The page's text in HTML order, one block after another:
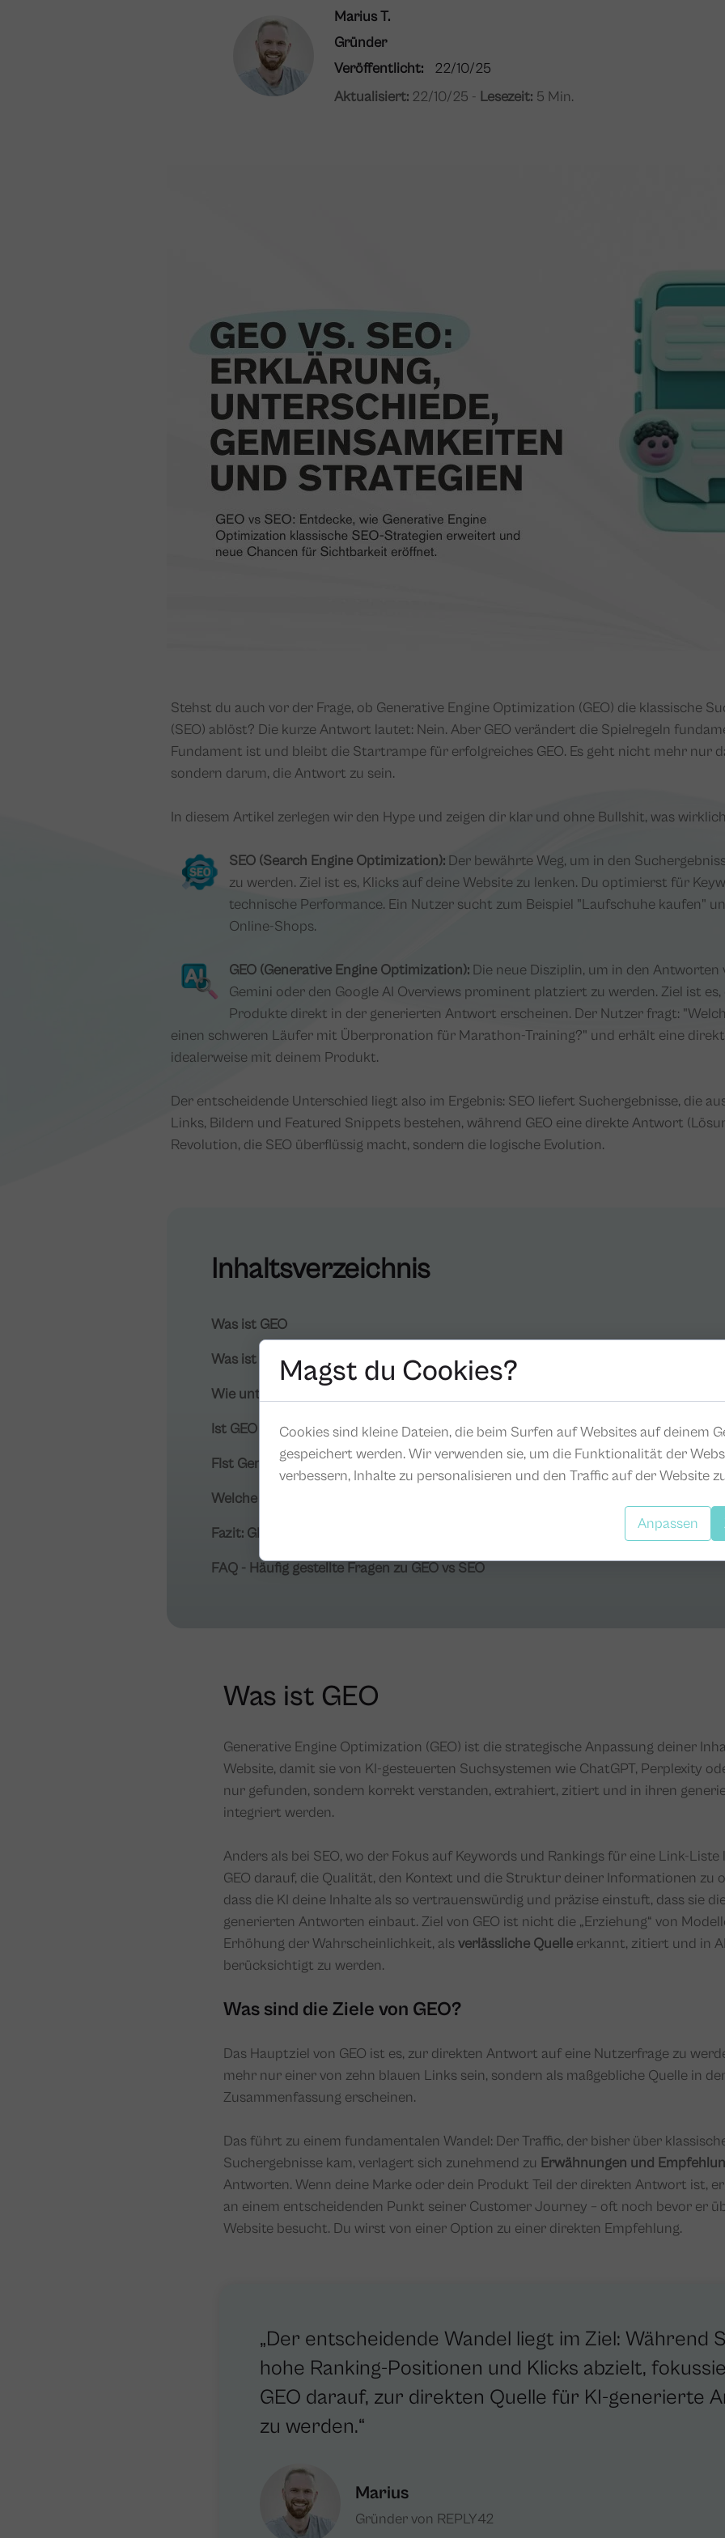
Marius T.
Gründer
Veröffentlicht:
22/10/25
Aktualisiert: 22/10/25 - Lesezeit: 5 Min.
Stehst du auch vor der Frage, ob Generative Engine Optimization (GEO) die klassische
(SEO) ablöst? Die kurze Antwort lautet: Nein. Aber GEO verändert die Spielregeln
Fundament ist und bleibt die Startrampe für erfolgreiches GEO. Es geht nicht mehr nur
sondern darum, die Antwort zu sein.
In diesem Artikel zerlegen wir den Hype und zeigen dir klar und ohne Bullshit, was
SEO (Search Engine Optimization): Der bewährte Weg, um in den
zu werden. Ziel ist es, Klicks auf deine Website zu lenken. Du optimierst für
technische Performance. Ein Nutzer sucht zum Beispiel "Laufschuhe kaufen"
Online-Shops.
GEO (Generative Engine Optimization): Die neue Disziplin, um in den Antworten
Gemini oder den Google AI Overviews prominent platziert zu werden. Ziel ist es,
Produkte direkt in der generierten Antwort erscheinen. Der Nutzer fragt:
einen schweren Läufer mit Überpronation für Marathon-Training?" und erhält eine
idealerweise mit deinem Produkt.
Der entscheidende Unterschied liegt also im Ergebnis: SEO liefert Suchergebnisse, die
Links, Bildern und Featured Snippets bestehen, während GEO eine direkte Antwort
Revolution, die SEO überflüssig macht, sondern die logische Evolution.
Was ist GEO
Was ist SEO?
Wie unterscheidet sich das Nutzerverhalten in klassischen Suchmaschinen und KI-
Ist GEO eine Revolution oder die logische Evolution von SEO?
FIst Generative Engine Optimization (GEO) für Unternehmen entscheidend?
Welche klassischen SEO-Faktoren bleiben für den GEO-Erfolg unverzichtbar?
Fazit: GEO statt SEO?
FAQ - Häufig gestellte Fragen zu GEO vs SEO
Inhaltsverzeichnis
Was ist GEO
Generative Engine Optimization (GEO) ist die strategische Anpassung deiner
Website, damit sie von KI-gesteuerten Suchsystemen wie ChatGPT, Perplexity
nur gefunden, sondern korrekt verstanden, extrahiert, zitiert und in ihren
integriert werden.
Anders als bei SEO, wo der Fokus auf Keywords und Rankings für eine Link-
GEO darauf, die Qualität, den Kontext und die Struktur deiner Informationen zu
dass die KI deine Inhalte als so vertrauenswürdig und präzise einstuft, dass sie
generierten Antworten einbaut. Ziel von GEO ist nicht die „Erziehung“ von
Erhöhung der Wahrscheinlichkeit, alsverlässliche Quelle erkannt, zitiert und in
berücksichtigt zu werden.
Was sind die Ziele von GEO?
Das Hauptziel von GEO ist es, zur direkten Antwort auf eine Nutzerfrage zu
mehr nur einer von zehn blauen Links sein, sondern als maßgebliche Quelle in
Zusammenfassung erscheinen.
Das führt zu einem fundamentalen Wandel: Der Traffic, der bisher über
Suchergebnisse kam, verlagert sich zunehmend zu Erwähnungen und
Antworten. Wenn deine Marke oder dein Produkt Teil der direkten Antwort ist,
an einem entscheidenden Punkt seiner Customer Journey – oft noch bevor er
Website besucht. Du wirst von einer Option zu einer direkten Empfehlung.
Marius
Gründer von REPLY42
„Der entscheidende Wandel liegt im Ziel: Während
hohe Ranking-Positionen und Klicks abzielt,
GEO darauf, zur direkten Quelle für KI-generierte
zu werden.“
Magst du Cookies?
Cookies sind kleine Dateien, die beim Surfen auf Websites auf deinem
gespeichert werden. Wir verwenden sie, um die Funktionalität der
verbessern, Inhalte zu personalisieren und den Traffic auf der Website
Anpassen